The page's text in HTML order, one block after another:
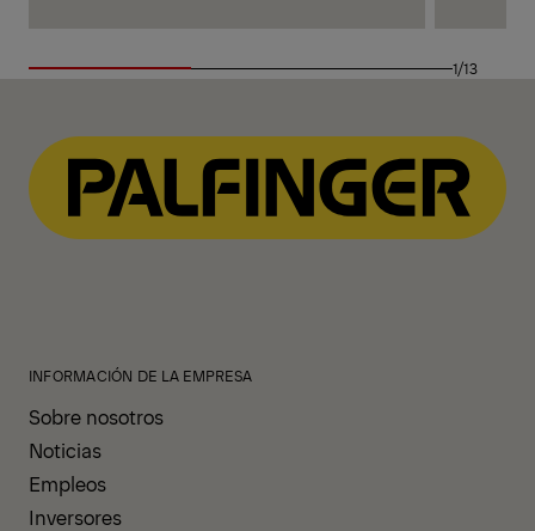
1/13
INFORMACIÓN DE LA EMPRESA
Sobre nosotros
Noticias
Empleos
Inversores